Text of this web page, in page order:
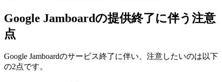
Google Jamboardの提供終了に伴う注意
点
Google Jamboardのサービス終了に伴い、注意したいのは以下
の2点です。